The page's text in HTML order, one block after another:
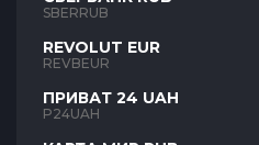
SBERRUB
REVOLUT EUR
REVBEUR
ПРИВАТ 24 UAH
P24UAH